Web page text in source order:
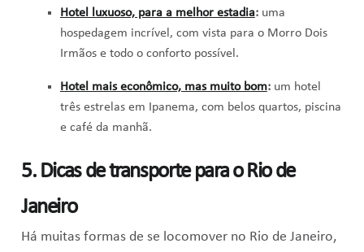
Hotel luxuoso, para a melhor estadia: uma
hospedagem incrível, com vista para o Morro Dois
Irmãos e todo o conforto possível.
Hotel mais econômico, mas muito bom:um hotel
três estrelas em Ipanema, com belos quartos, piscina
e café da manhã.
5. Dicas de transporte para o Rio de
Janeiro
Há muitas formas de se locomover no Rio de Janeiro,